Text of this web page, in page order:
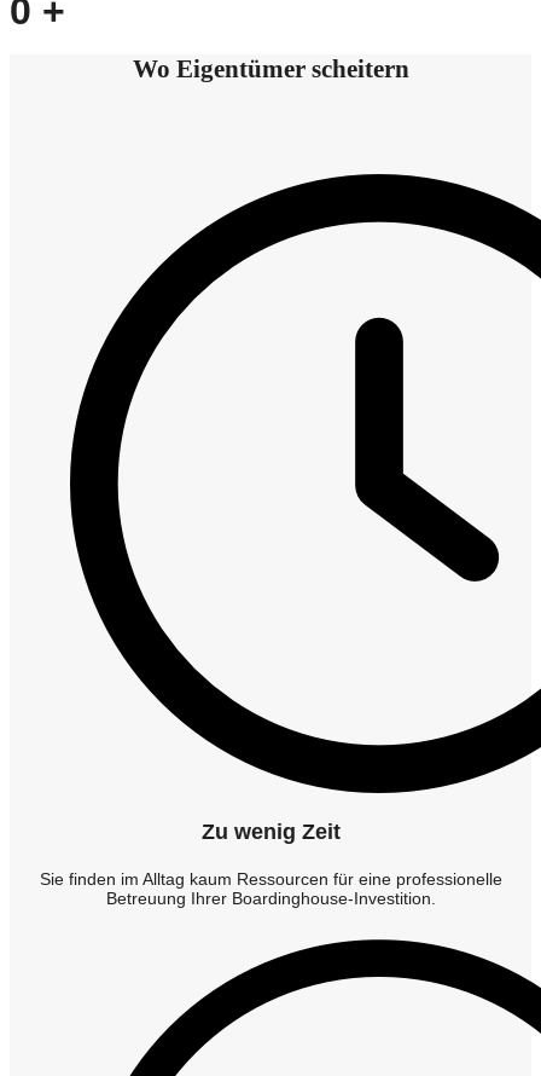
0 +
Wo Eigentümer scheitern
Zu wenig Zeit
Sie finden im Alltag kaum Ressourcen für eine professionelle
Betreuung Ihrer Boardinghouse-Investition.